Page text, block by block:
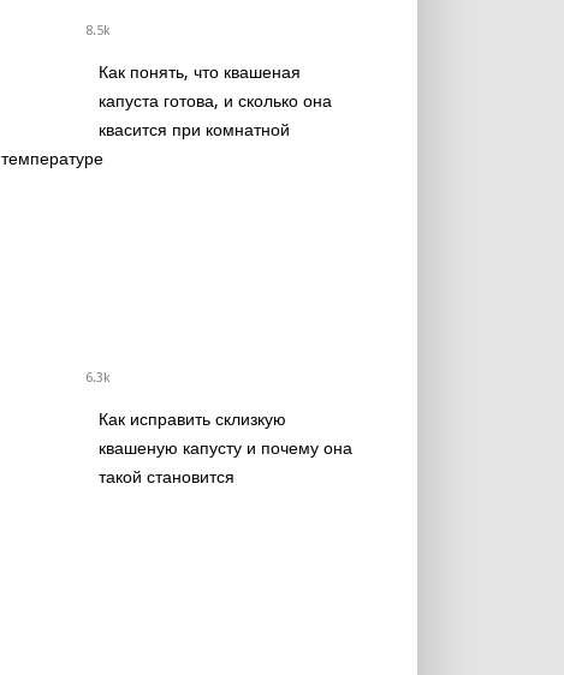
8.5k
Как понять, что квашеная
капуста готова, и сколько она
квасится при комнатной
температуре
6.3k
Как исправить склизкую
квашеную капусту и почему она
такой становится